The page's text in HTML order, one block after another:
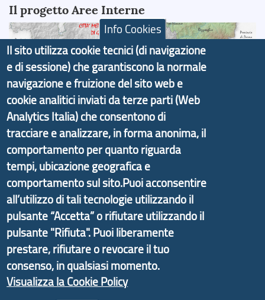
Il progetto Aree Interne
Il portale di marketing territoriale e sviluppo locale
di Genova Città Metropolitana si è sviluppato a
partire dal progetto nazionale Aree Interne
promosso dal Dipartimento per lo Sviluppo
Economico e finalizzato al rilancio socio-economico
delle valli dell’entroterra. In particolare fornisce
informazioni ed aggiornamenti sullaStrategia
d'Area Antola-Tigullio, in collaborazione con Regione
Liguria ed ANCI Liguria.
Copyright © 2017 Città metropolitana di Genova |
CF: 80007350103
Info Cookies
Il sito utilizza cookie tecnici (di navigazione
e di sessione) che garantiscono la normale
navigazione e fruizione del sito web e
cookie analitici inviati da terze parti (Web
Analytics Italia) che consentono di
tracciare e analizzare, in forma anonima, il
comportamento per quanto riguarda
tempi, ubicazione geografica e
comportamento sul sito.Puoi acconsentire
all’utilizzo di tali tecnologie utilizzando il
pulsante “Accetta” o rifiutare utilizzando il
pulsante "Rifiuta". Puoi liberamente
prestare, rifiutare o revocare il tuo
consenso, in qualsiasi momento.
Visualizza la Cookie Policy